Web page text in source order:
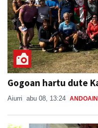
Gogoan hartu dute
Aiurri abu 08, 13:24 ANDOAIN